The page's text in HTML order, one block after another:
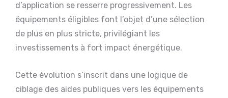
d’application se resserre progressivement. Les
équipements éligibles font l’objet d’une sélection
de plus en plus stricte, privilégiant les
investissements à fort impact énergétique.
Cette évolution s’inscrit dans une logique de
ciblage des aides publiques vers les équipements